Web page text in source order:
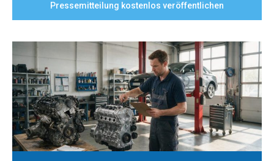
Pressemitteilung kostenlos veröffentlichen